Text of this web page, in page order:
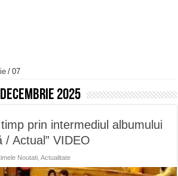
/ 07
2025
prin intermediul albumului
/ Actual” VIDEO
Noutati ,Actualitate